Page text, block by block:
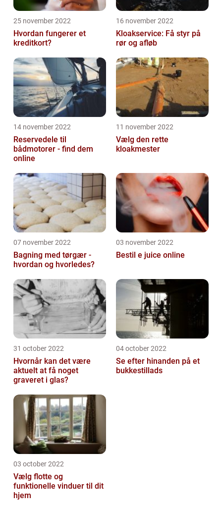
25 november 2022
Hvordan fungerer et
kreditkort?
16 november 2022
Kloakservice: Få styr på
rør og afløb
14 november 2022
Reservedele til
bådmotorer - find dem
online
11 november 2022
Vælg den rette
kloakmester
07 november 2022
Bagning med tørgær -
hvordan og hvorledes?
03 november 2022
Bestil e juice online
31 october 2022
Hvornår kan det være
aktuelt at få noget
graveret i glas?
04 october 2022
Se efter hinanden på et
bukkestillads
03 october 2022
Vælg flotte og
funktionelle vinduer til dit
hjem